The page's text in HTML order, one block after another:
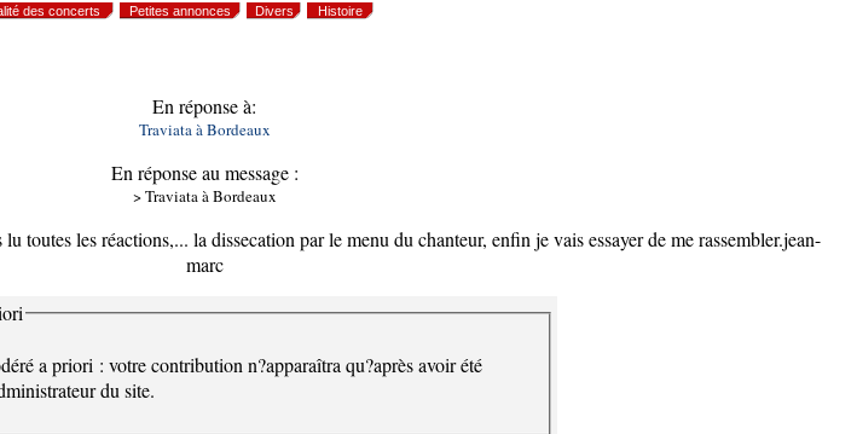
des concerts Petites annonces Divers Histoire
En réponse à:
Traviata à Bordeaux
En réponse au message :
> Traviata à Bordeaux
toutes les réactions,... la dissecation par le menu du chanteur, enfin je vais essayer de me rassembler.jean-
marc
a priori : votre contribution n?apparaîtra qu?après avoir été
du site.